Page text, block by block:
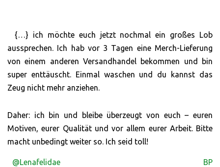
{…} ich möchte euch jetzt nochmal ein großes Lob
aussprechen. Ich hab vor 3 Tagen eine Merch-Lieferung
von einem anderen Versandhandel bekommen und bin
super enttäuscht. Einmal waschen und du kannst das
Zeug nicht mehr anziehen.
Daher: ich bin und bleibe überzeugt von euch – euren
Motiven, eurer Qualität und vor allem eurer Arbeit. Bitte
macht unbedingt weiter so. Ich seid toll!
@Lenafelidae BP